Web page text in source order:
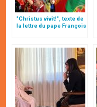
"Christus vivit!", texte de
la lettre du pape François